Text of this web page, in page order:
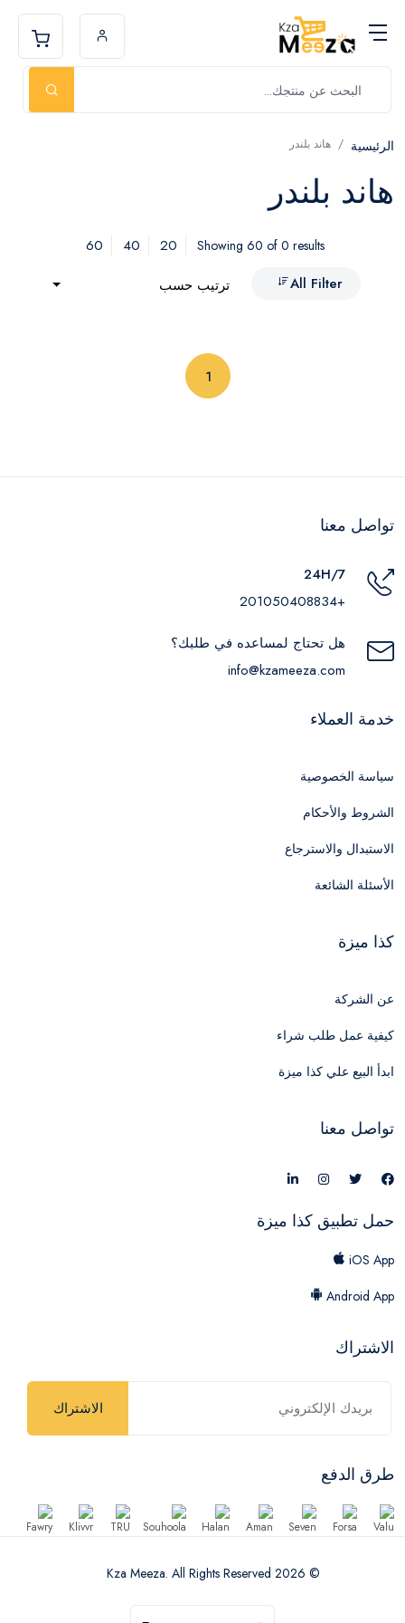
الرئيسية هاند بلندر
هاند بلندر
Showing 60 of 0 results
20
40
60
All Filter
ترتيب حسب
1
تواصل معنا
24H/7
+201050408834
هل تحتاج لمساعده في طلبك؟
info@kzameeza.com
خدمة العملاء
سياسة الخصوصية
الشروط والأحكام
الاستبدال والاسترجاع
الأسئلة الشائعة
كذا ميزة
عن الشركة
كيفية عمل طلب شراء
ابدأ البيع علي كذا ميزة
تواصل معنا
حمل تطبيق كذا ميزة
iOS App
Android App
الاشتراك
الاشتراك
طرق الدفع
© 2026 Kza Meeza. All Rights Reserved